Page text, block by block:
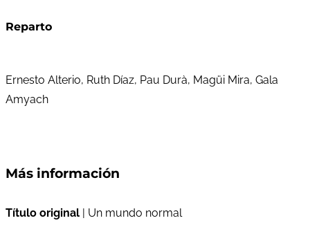
Reparto
Ernesto Alterio, Ruth Díaz, Pau Durà, Magüi Mira, Gala
Amyach
Más información
Título original | Un mundo normal